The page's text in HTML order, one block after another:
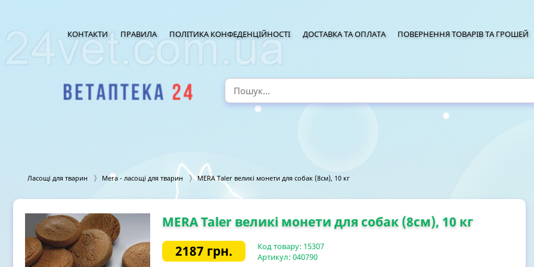
КОНТАКТИ ПРАВИЛА ПОЛІТИКА КОНФЕДЕНЦІЙНОСТІ ДОСТАВКА ТА ОПЛАТА ПОВЕРНЕННЯ ТОВАРІВ ТА ГРОШЕЙ
Ласощі для тварин Mera - ласощі для тварин MERA Taler великі монети для собак (8см), 10 кг
MERA Taler великі монети для собак (8см), 10 кг
2187 грн. Код товару: 15307
Артикул: 040790